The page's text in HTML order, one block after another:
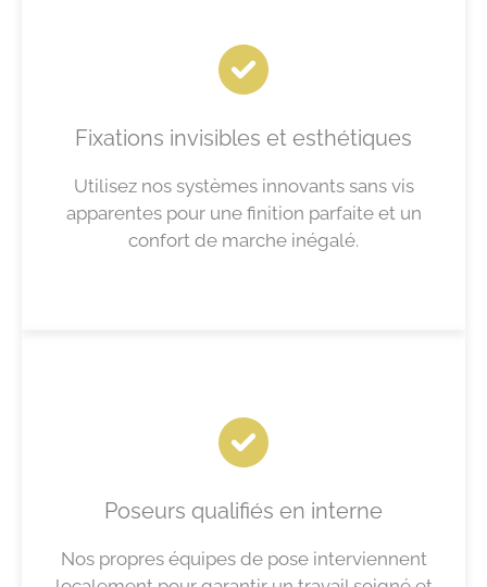
Fixations invisibles et esthétiques
Utilisez nos systèmes innovants sans vis
apparentes pour une finition parfaite et un
confort de marche inégalé.
Poseurs qualifiés en interne
Nos propres équipes de pose interviennent